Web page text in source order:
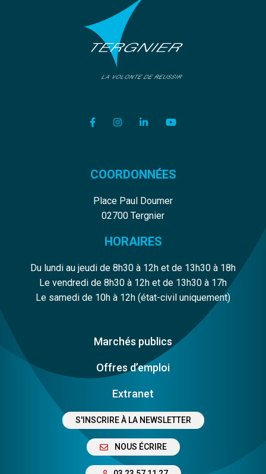
Lien vers le compte Facebook
Lien vers le compte Instagram
Lien vers le compte
Lien vers la chaîne
COORDONNÉES
Place Paul Doumer
02700 Tergnier
HORAIRES
Du lundi au jeudi de 8h30 à 12h et de 13h30 à 18h
Le vendredi de 8h30 à 12h et de 13h30 à 17h
Le samedi de 10h à 12h (état-civil uniquement)
Marchés publics
Offres d’emploi
Extranet
S'INSCRIRE À LA NEWSLETTER
NOUS ÉCRIRE